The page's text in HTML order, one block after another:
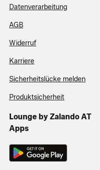
Datenverarbeitung
AGB
Widerruf
Karriere
Sicherheitslücke melden
Produktsicherheit
Lounge by Zalando AT
Apps